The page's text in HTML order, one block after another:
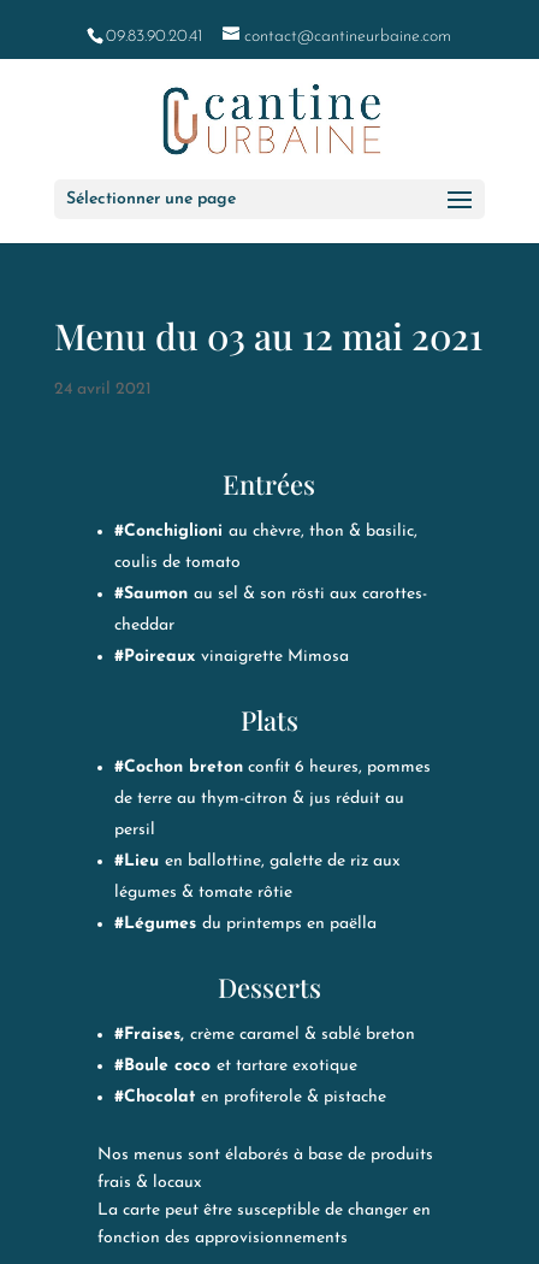
09.83.90.20.41 contact@cantineurbaine.com
Sélectionner une page
Menu du 03 au 12 mai 2021
24 avril 2021
Entrées
#Conchiglioni au chèvre, thon & basilic,
coulis de tomato
#Saumon au sel & son rösti aux carottes-
cheddar
#Poireaux vinaigrette Mimosa
Plats
#Cochon bretonconfit 6 heures, pommes
de terre au thym-citron & jus réduit au
persil
#Lieu en ballottine, galette de riz aux
légumes & tomate rôtie
#Légumes du printemps en paëlla
Desserts
#Fraises, crème caramel & sablé breton
#Boule coco et tartare exotique
#Chocolat en profiterole & pistache
Nos menus sont élaborés à base de produits
frais & locaux
La carte peut être susceptible de changer en
fonction des approvisionnements